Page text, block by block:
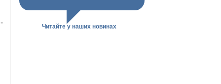
Читайте у наших новинах